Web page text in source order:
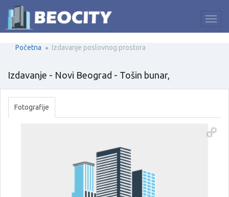
Početna Izdavanje poslovnog prostora
Izdavanje - Novi Beograd - Tošin bunar,
Fotografije